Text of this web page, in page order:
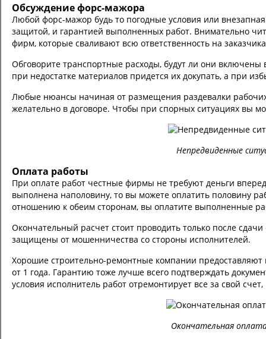
Обсуждение форс-мажора
Любой форс-мажор будь то погодные условия или
защитой, и гарантией выполненных работ. Внимательно
фирм, которые сваливают всю ответственность на
Обговорите транспортные расходы, будут ли они
при недостатке материалов придется их докупать, а при
Любые нюансы начиная от размещения раздевалки
желательно в договоре. Чтобы при спорных ситуациях вы
Непредвиденные
Оплата работы
При оплате работ честные фирмы не требуют деньги
выполнена наполовину, то вы можете оплатить половину
отношению к обеим сторонам, вы оплатите выполненные
Окончательный расчет стоит проводить только после
защищены от мошенничества со стороны исполнителей.
Хорошие строительно-ремонтные компании
от 1 года. Гарантию тоже лучше всего подтверждать
условия исполнитель работ отремонтирует все за свой
Окончательная